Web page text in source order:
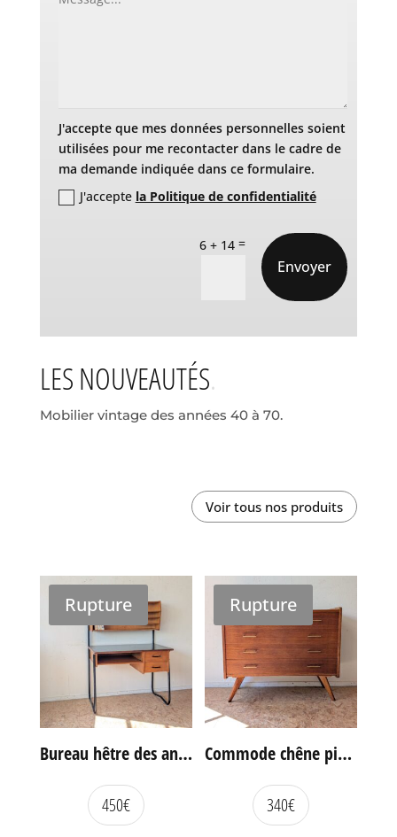
J'accepte que mes données personnelles soient
utilisées pour me recontacter dans le cadre de
ma demande indiquée dans ce formulaire.
J'accepte la Politique de confidentialité
6 + 14 =
Envoyer
LES NOUVEAUTÉS
Mobilier vintage des années 40 à 70.
Voir tous nos produits
Rupture
Bureau hêtre des années 60
450€
Rupture
Commode chêne pieds compas vintage
340€